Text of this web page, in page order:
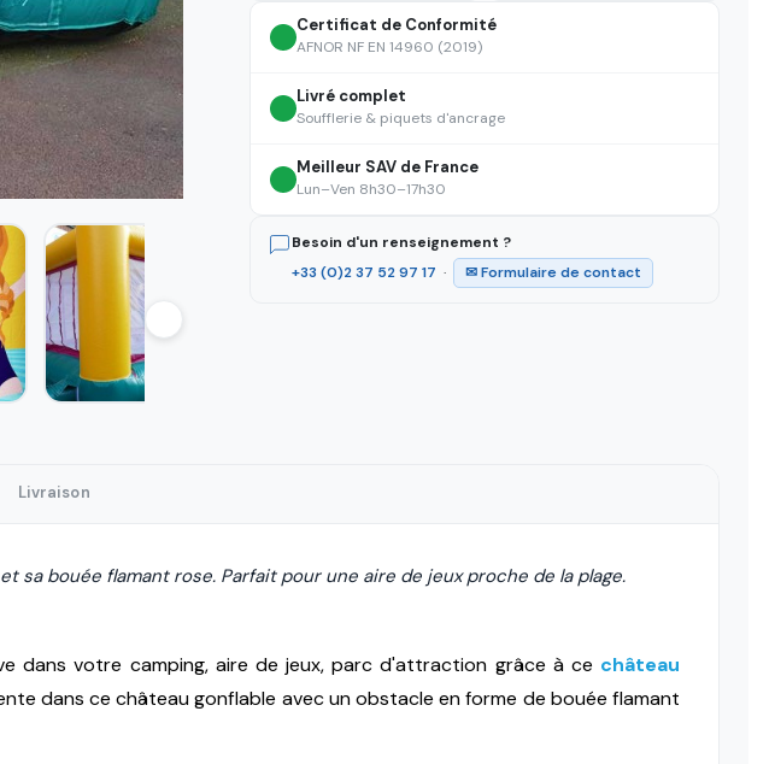
Certificat de Conformité
AFNOR NF EN 14960 (2019)
Livré complet
Soufflerie & piquets d'ancrage
Meilleur SAV de France
Lun–Ven 8h30–17h30
Besoin d'un renseignement ?
+33 (0)2 37 52 97 17 · ✉ Formulaire de contact
Livraison
sa bouée flamant rose. Parfait pour une aire de jeux proche de la plage.
dans votre camping, aire de jeux, parc d'attraction grâce à ce château
dans ce château gonflable avec un obstacle en forme de bouée flamant